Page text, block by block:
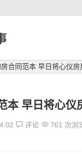
合同范本 早日将心仪房
本 早日将心仪
评论 761 次浏